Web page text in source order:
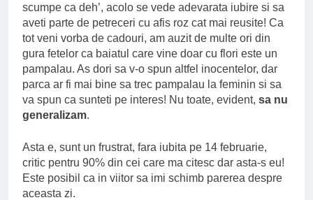
scumpe ca deh’, acolo se vede adevarata iubire si sa
aveti parte de petreceri cu afis roz cat mai reusite! Ca
tot veni vorba de cadouri, am auzit de multe ori din
gura fetelor ca baiatul care vine doar cu flori este un
pampalau. As dori sa v-o spun altfel inocentelor, dar
parca ar fi mai bine sa trec pampalau la feminin si sa
va spun ca sunteti pe interes! Nu toate, evident, sa nu
generalizam.
Asta e, sunt un frustrat, fara iubita pe 14 februarie,
critic pentru 90% din cei care ma citesc dar asta-s eu!
Este posibil ca in viitor sa imi schimb parerea despre
aceasta zi.